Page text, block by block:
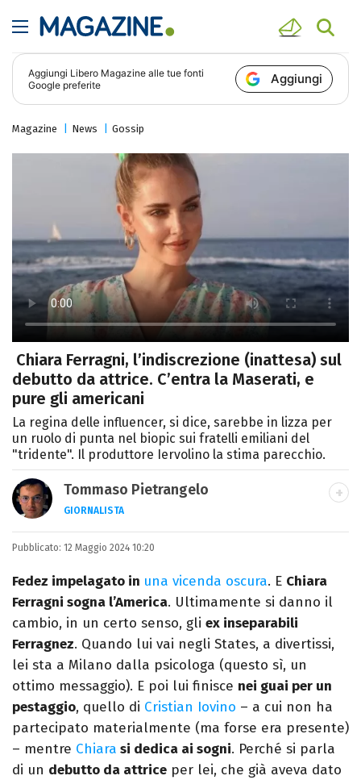
Aggiungi Libero Magazine alle tue fonti
Google preferite
Aggiungi
Magazine News Gossip
Chiara Ferragni, l’indiscrezione (inattesa) sul
debutto da attrice. C’entra la Maserati, e
pure gli americani
La regina delle influencer, si dice, sarebbe in lizza per
un ruolo di punta nel biopic sui fratelli emiliani del
"tridente". Il produttore Iervolino la stima parecchio.
Tommaso Pietrangelo
GIORNALISTA
Autore, giornalista, cantautore. Laureato in
Letterature Straniere, è appassionato di
cinema, poesia e Shakespeare. Scrive
canzoni e ama i gatti.
Pubblicato: 12 Maggio 2024 10:20
Fedez impelagato in una vicenda oscura. E Chiara
Ferragni sogna l’America. Ultimamente si danno il
cambio, in un certo senso, gli ex inseparabili
Ferragnez. Quando lui vai negli States, a divertissi,
lei sta a Milano dalla psicologa (questo sì, un
ottimo messaggio). E poi lui finisce nei guai per un
pestaggio, quello di Cristian Iovino – a cui non ha
partecipato materialmente (ma forse era presente)
– mentre Chiara si dedica ai sogni. Perché si parla
di un debutto da attrice per lei, che già aveva dato